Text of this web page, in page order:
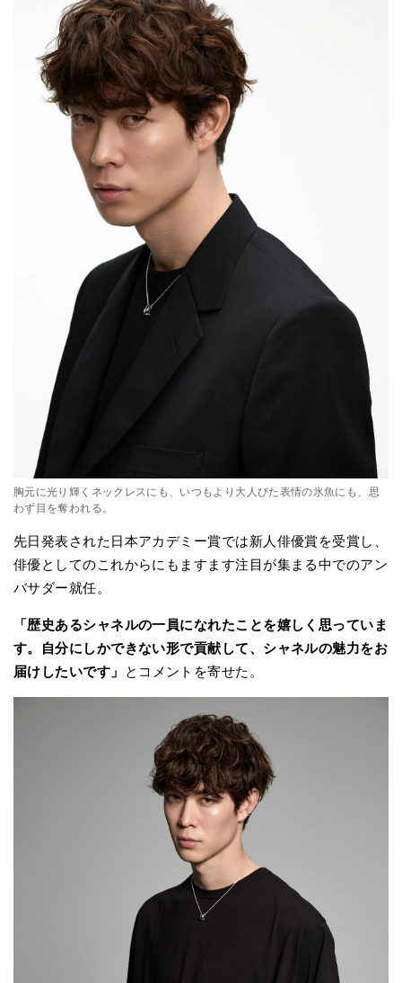
胸元に光り輝くネックレスにも、いつもより大人びた表情の氷魚にも、思
わず目を奪われる。
先日発表された日本アカデミー賞では新人俳優賞を受賞し、
俳優としてのこれからにもますます注目が集まる中でのアン
バサダー就任。
「歴史あるシャネルの一員になれたことを嬉しく思っていま
す。自分にしかできない形で貢献して、シャネルの魅力をお
届けしたいです」
とコメントを寄せた。